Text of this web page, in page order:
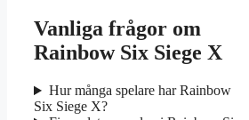
Vanliga frågor om
Rainbow Six Siege X
Hur många spelare har Rainbow
Six Siege X?